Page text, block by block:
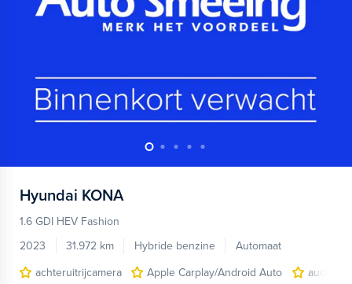
Hyundai KONA
1.6 GDI HEV Fashion
2023
31.972 km Hybride benzine
Automaat
achteruitrijcamera
Apple Carplay/Android Auto
audio